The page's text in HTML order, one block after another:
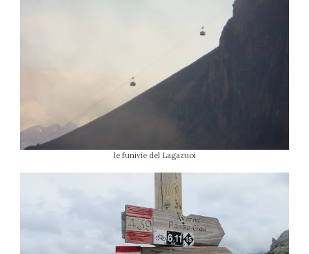
le funivie del Lagazuoi